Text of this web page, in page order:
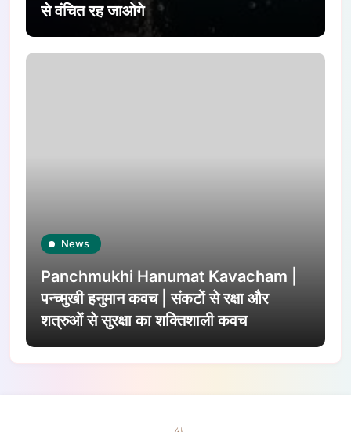
से वंचित रह जाओगे
News
Panchmukhi Hanumat Kavacham |
पन्च्मुखी हनुमान कवच | संकटों से रक्षा और
शत्रुओं से सुरक्षा का शक्तिशाली कवच